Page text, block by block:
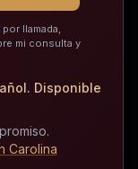
llamada,
mi consulta y
Disponible
Carolina